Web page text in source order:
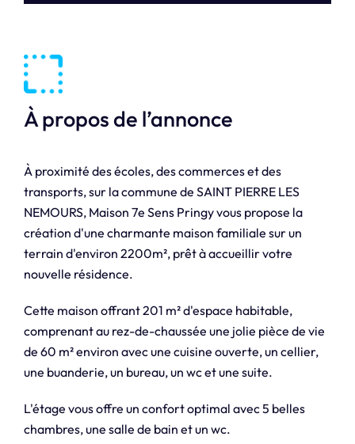
À propos de l’annonce
À proximité des écoles, des commerces et des
transports, sur la commune de SAINT PIERRE LES
NEMOURS, Maison 7e Sens Pringy vous propose la
création d'une charmante maison familiale sur un
terrain d'environ 2200m², prêt à accueillir votre
nouvelle résidence.
Cette maison offrant 201 m² d'espace habitable,
comprenant au rez-de-chaussée une jolie pièce de vie
de 60 m² environ avec une cuisine ouverte, un cellier,
une buanderie, un bureau, un wc et une suite.
L'étage vous offre un confort optimal avec 5 belles
chambres, une salle de bain et un wc.